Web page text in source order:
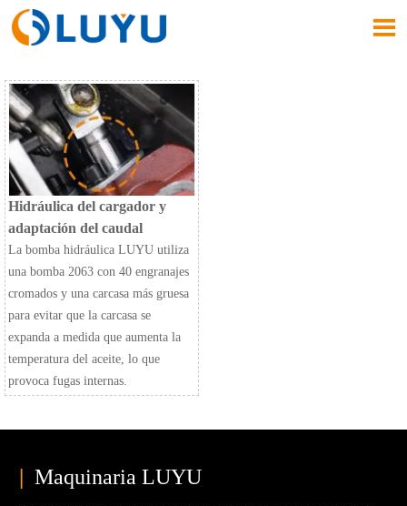

Hidráulica del cargador y
adaptación del caudal
La bomba hidráulica LUYU utiliza
una bomba 2063 con 40 engranajes
cromados y una carcasa más gruesa
para evitar que la carcasa se
expanda a medida que aumenta la
temperatura del aceite, lo que
provoca fugas internas.
| Maquinaria LUYU